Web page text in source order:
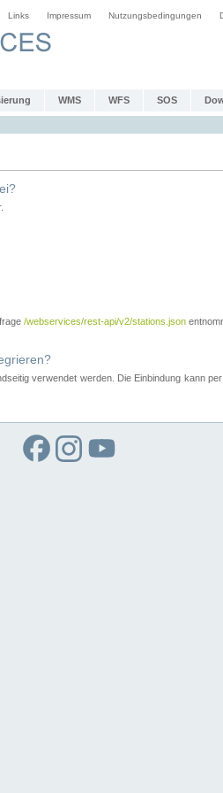
Links Impressum Nutzungsbedingungen
WMS WFS SOS
/webservices/rest-api/v2/stations.json
verwendet werden. Die Einbindung kann